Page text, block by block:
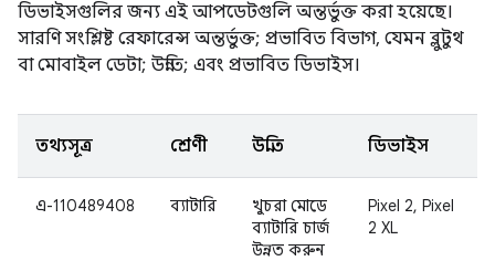
ডিভাইসগুলির জন্য এই আপডেটগুলি অন্তর্ভুক্ত করা হয়েছে।
সারণি সংশ্লিষ্ট রেফারেন্স অন্তর্ভুক্ত; প্রভাবিত বিভাগ, যেমন ব্লুটুথ
বা মোবাইল ডেটা; উন্নতি; এবং প্রভাবিত ডিভাইস।
তথ্যসূত্র শ্রেণী উন্নতি ডিভাইস
এ-110489408 ব্যাটারি
খুচরা মোডে
ব্যাটারি চার্জ
উন্নত করুন
Pixel 2, Pixel
2 XL